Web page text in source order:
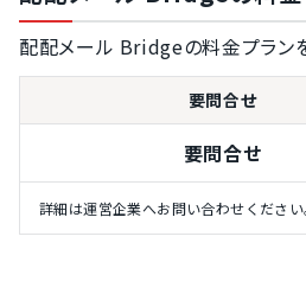
配配メール Bridgeの料金プラン
要問合せ
要問合せ
詳細は運営企業へお問い合わせください